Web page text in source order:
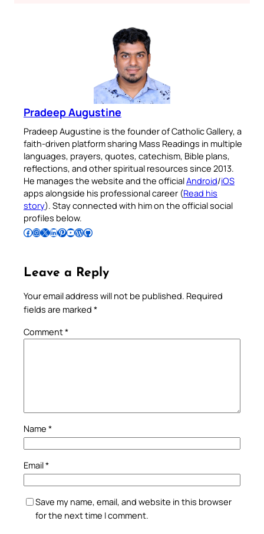
Pradeep Augustine
Pradeep Augustine is the founder of Catholic Gallery, a
faith-driven platform sharing Mass Readings in multiple
languages, prayers, quotes, catechism, Bible plans,
reflections, and other spiritual resources since 2013.
He manages the website and the officialAndroid/iOS
apps alongside his professional career (Read his
story). Stay connected with him on the official social
profiles below.
Follow Pradeep on Facebook Follow Pradeep on InstagramFollow Pradeep on X Follow Pradeep on LinkedIn Follow Pradeep on Pinterest Subscribe to Pradeep’s Youtube Channel Follow Pradeep on WordPress Follow Pradeep on GitHub
Leave a Reply
Your email address will not be published. Required
fields are marked *
Comment*
Name *
Email*
Save my name, email, and website in this browser
for the next time I comment.